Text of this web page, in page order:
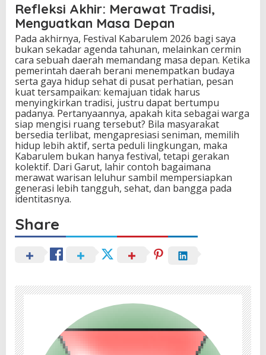
Refleksi Akhir: Merawat Tradisi,
Menguatkan Masa Depan
Pada akhirnya, Festival Kabarulem 2026 bagi saya
bukan sekadar agenda tahunan, melainkan cermin
cara sebuah daerah memandang masa depan. Ketika
pemerintah daerah berani menempatkan budaya
serta gaya hidup sehat di pusat perhatian, pesan
kuat tersampaikan: kemajuan tidak harus
menyingkirkan tradisi, justru dapat bertumpu
padanya. Pertanyaannya, apakah kita sebagai warga
siap mengisi ruang tersebut? Bila masyarakat
bersedia terlibat, mengapresiasi seniman, memilih
hidup lebih aktif, serta peduli lingkungan, maka
Kabarulem bukan hanya festival, tetapi gerakan
kolektif. Dari Garut, lahir contoh bagaimana
merawat warisan leluhur sambil mempersiapkan
generasi lebih tangguh, sehat, dan bangga pada
identitasnya.
Share